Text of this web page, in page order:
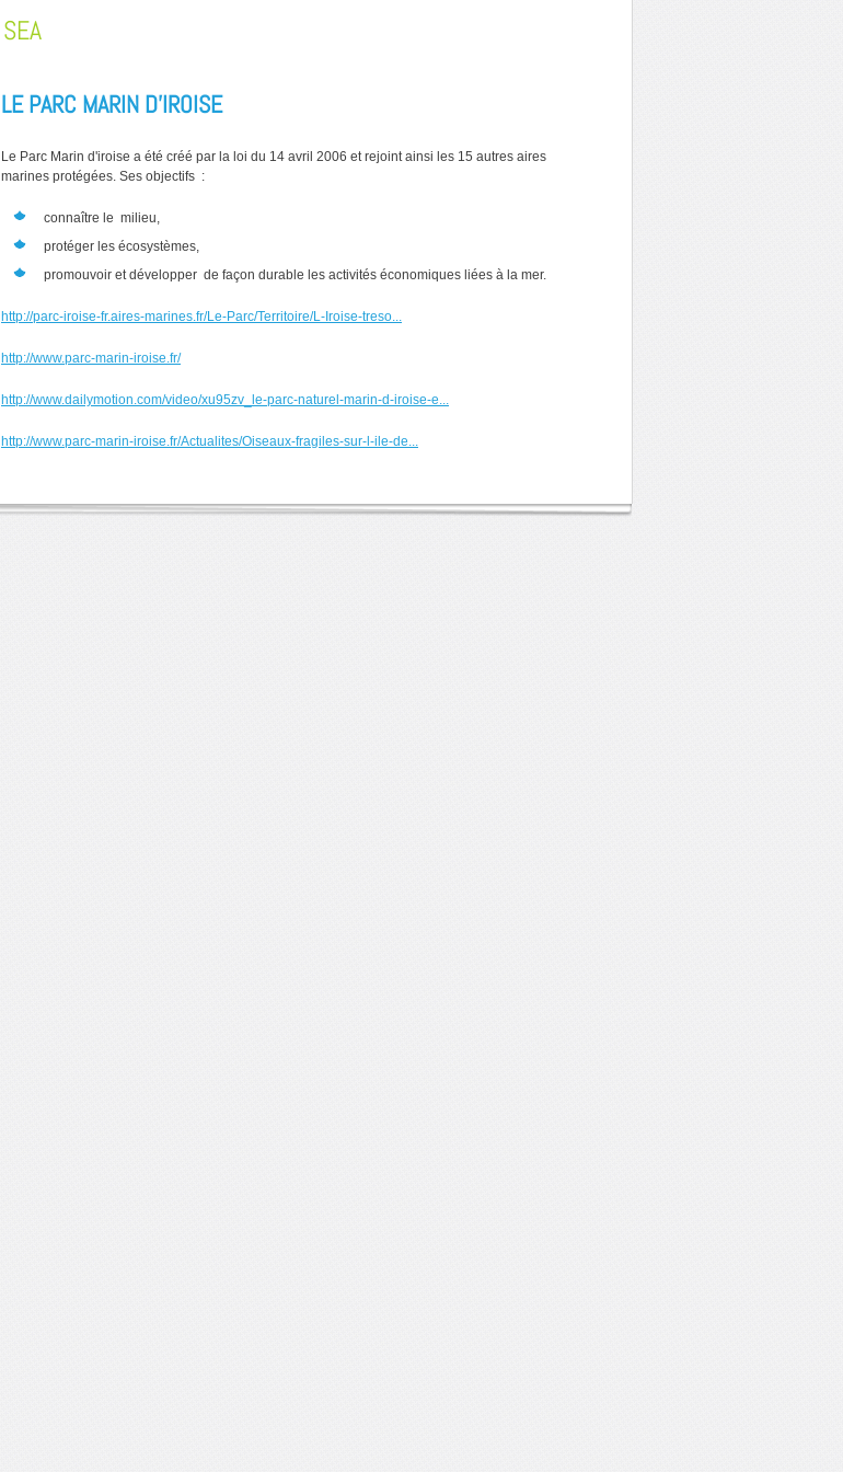
SEA
LE PARC MARIN D'IROISE
Le Parc Marin d'iroise a été créé par la loi du 14 avril 2006 et rejoint ainsi les 15 autres aires
marines protégées. Ses objectifs :
connaître le milieu,
protéger les écosystèmes,
promouvoir et développer de façon durable les activités économiques liées à la mer.
http://parc-iroise-fr.aires-marines.fr/Le-Parc/Territoire/L-Iroise-treso...
http://www.parc-marin-iroise.fr/
http://www.dailymotion.com/video/xu95zv_le-parc-naturel-marin-d-iroise-e...
http://www.parc-marin-iroise.fr/Actualites/Oiseaux-fragiles-sur-l-ile-de...